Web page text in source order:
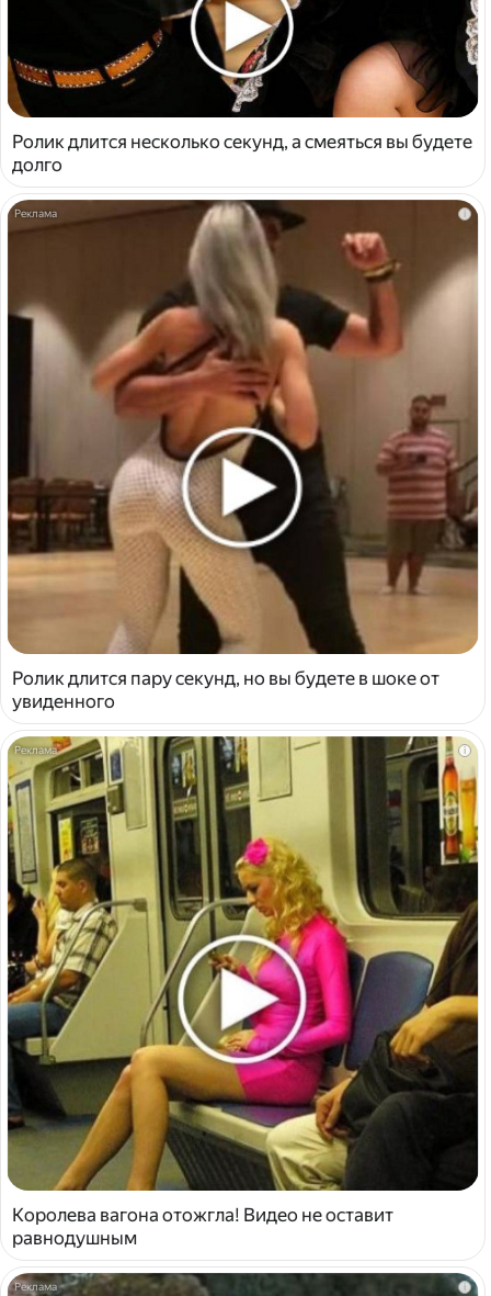
Ролик длится несколько секунд, а смеяться вы будете
долго
i
Ролик длится пару секунд, но вы будете в шоке от
увиденного
i
Королева вагона отожгла! Видео не оставит
равнодушным
i